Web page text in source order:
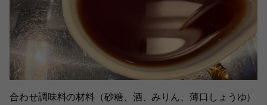
合わせ調味料の材料（砂糖、酒、みりん、薄口しょうゆ）